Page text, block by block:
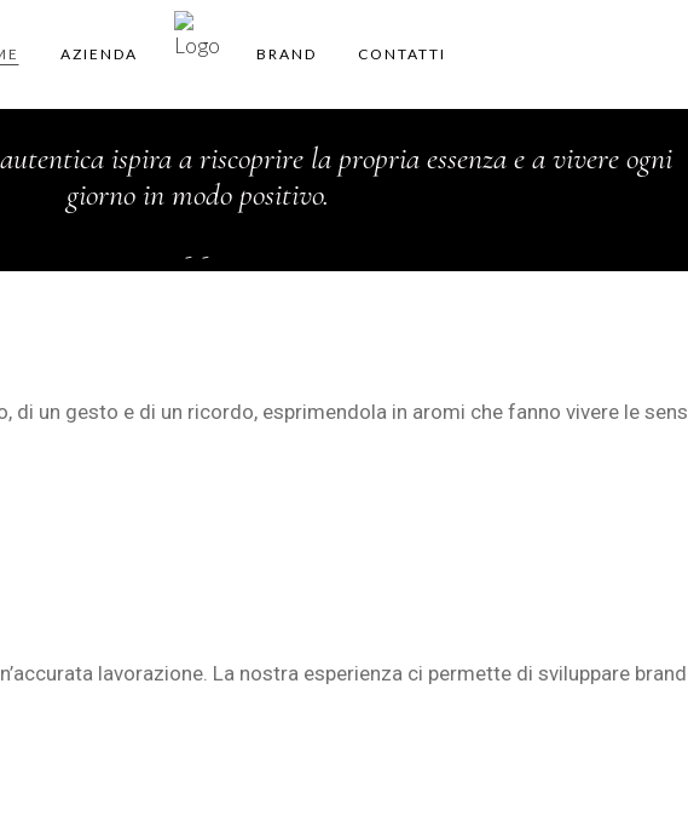
AZIENDA BRAND CONTATTI
ispira a riscoprire la propria essenza e a vivere ogni
giorno in modo positivo.
di un gesto e di un ricordo, esprimendola in aromi che fanno vivere le
lavorazione. La nostra esperienza ci permette di sviluppare